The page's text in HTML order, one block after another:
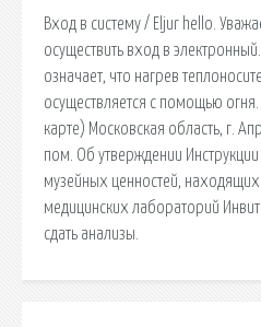
Вход в систему / Eljur hello.
осуществить вход в
означает, что нагрев
осуществляется с помощью
карте) Московская область, г.
пом. Об утверждении
музейных ценностей,
медицинских лабораторий
сдать анализы.